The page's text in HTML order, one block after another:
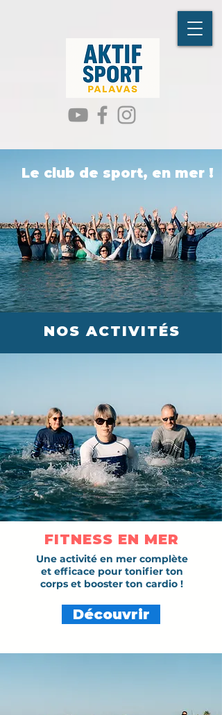
Le club de sport, en mer !
NOS ACTIVITÉS
FITNESS EN MER
Une activité en mer complète
et efficace pour tonifier ton
corps et booster ton cardio !
Découvrir